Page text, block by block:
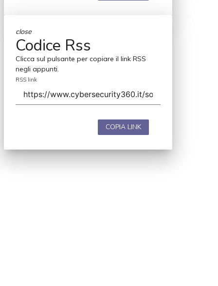
close
Codice Rss
Clicca sul pulsante per copiare il link RSS
negli appunti.
RSS link
COPIA LINK